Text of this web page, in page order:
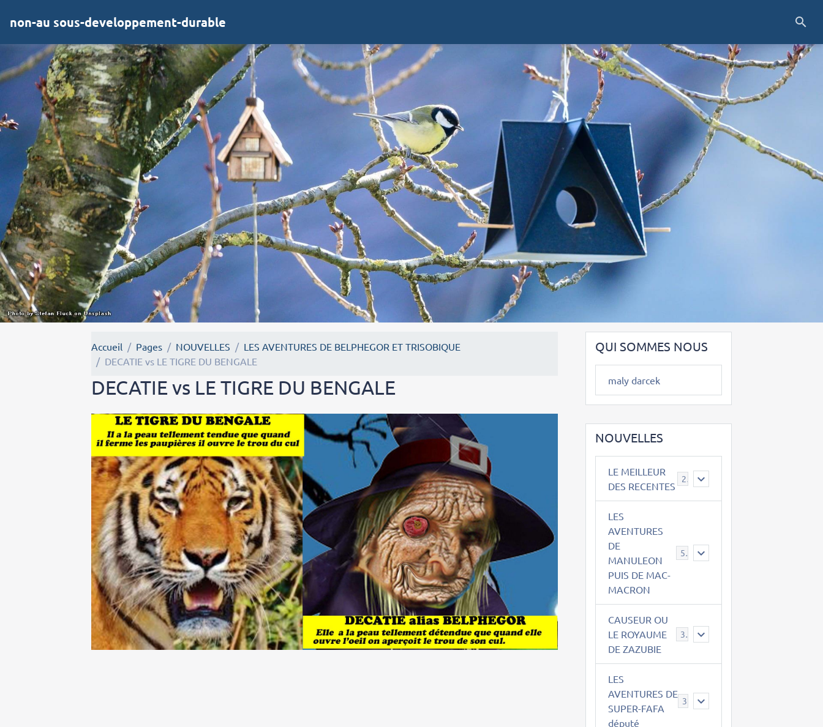
non-au sous-developpement-durable
Accueil Pages NOUVELLES
LES AVENTURES DE BELPHEGOR ET TRISOBIQUE
DECATIE vs LE TIGRE DU BENGALE
DECATIE vs LE TIGRE DU BENGALE
QUI SOMMES NOUS
maly darcek
NOUVELLES
LE MEILLEUR
DES RECENTES
2
LES
AVENTURES
DE
MANULEON
PUIS DE MAC-
MACRON
543
CAUSEUR OU
LE ROYAUME
DE ZAZUBIE
38
LES
AVENTURES DE
SUPER-FAFA
député